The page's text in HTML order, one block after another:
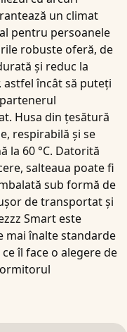
un climat
pentru persoanele
robuste oferă, de
și reduc la
încât să puteți
Husa din țesătură
respirabilă și se
la 60 °C. Datorită
, salteaua poate fi
sub formă de
de transportat și
Smart este
mai înalte standarde
ce îl face o alegere de